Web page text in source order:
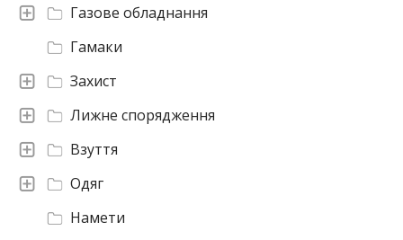
Намети
Одяг
Взуття
Лижне спорядження
Захист
Гамаки
Газове обладнання